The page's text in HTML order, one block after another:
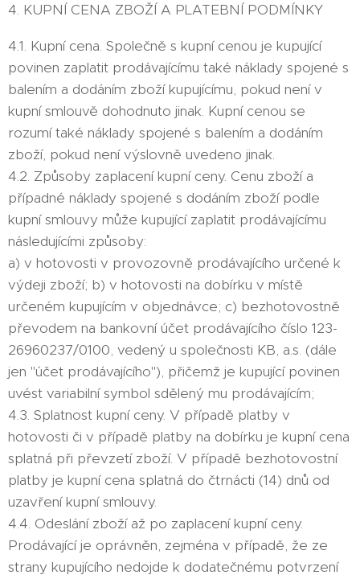
4. KUPNÍ CENA ZBOŽÍ A PLATEBNÍ PODMÍNKY
4.1. Kupní cena. Společně s kupní cenou je kupující
povinen zaplatit prodávajícímu také náklady spojené s
balením a dodáním zboží kupujícímu, pokud není v
kupní smlouvě dohodnuto jinak. Kupní cenou se
rozumí také náklady spojené s balením a dodáním
zboží, pokud není výslovně uvedeno jinak.
4.2. Způsoby zaplacení kupní ceny. Cenu zboží a
případné náklady spojené s dodáním zboží podle
kupní smlouvy může kupující zaplatit prodávajícímu
následujícími způsoby:
a) v hotovosti v provozovně prodávajícího určené k
výdeji zboží; b) v hotovosti na dobírku v místě
určeném kupujícím v objednávce; c) bezhotovostně
převodem na bankovní účet prodávajícího číslo 123-
26960237/0100, vedený u společnosti KB, a.s. (dále
jen "účet prodávajícího"), přičemž je kupující povinen
uvést variabilní symbol sdělený mu prodávajícím;
4.3. Splatnost kupní ceny. V případě platby v
hotovosti či v případě platby na dobírku je kupní cena
splatná při převzetí zboží. V případě bezhotovostní
platby je kupní cena splatná do čtrnácti (14) dnů od
uzavření kupní smlouvy.
4.4. Odeslání zboží až po zaplacení kupní ceny.
Prodávající je oprávněn, zejména v případě, že ze
strany kupujícího nedojde k dodatečnému potvrzení